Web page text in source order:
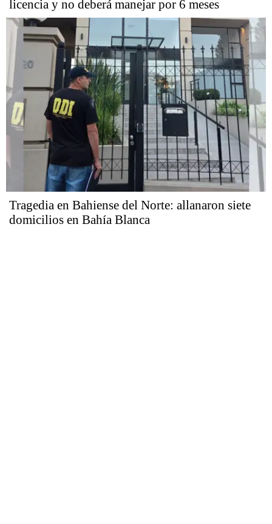
licencia y no deberá manejar por 6 meses
Tragedia en Bahiense del Norte: allanaron siete
domicilios en Bahía Blanca